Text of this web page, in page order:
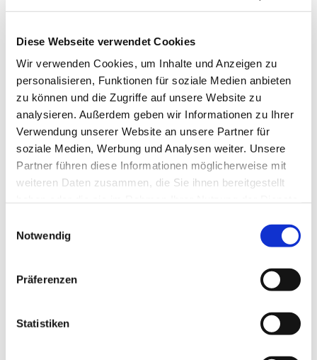
Diese Webseite verwendet Cookies
Wir verwenden Cookies, um Inhalte und Anzeigen zu
personalisieren, Funktionen für soziale Medien anbieten
zu können und die Zugriffe auf unsere Website zu
analysieren. Außerdem geben wir Informationen zu Ihrer
Verwendung unserer Website an unsere Partner für
soziale Medien, Werbung und Analysen weiter. Unsere
Partner führen diese Informationen möglicherweise mit
weiteren Daten zusammen, die Sie ihnen bereitgestellt
Notwendig
Präferenzen
Statistiken
© Hochschule Bremerhaven/Silhouette 1
Pronomen: sie/ihr
Funktionen: AStA Sekretariat
Termin vereinbaren
Tel.: +49 4714823266
Email: asta[at]hs-bremerhaven[dot]de